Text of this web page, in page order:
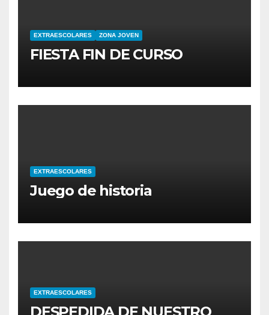
EXTRAESCOLARES ZONA JOVEN
FIESTA FIN DE CURSO
EXTRAESCOLARES
Juego de historia
EXTRAESCOLARES